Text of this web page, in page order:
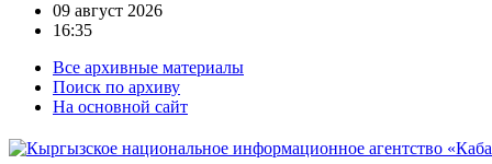
09 август 2026
16:35
Все архивные материалы
Поиск по архиву
На основной сайт